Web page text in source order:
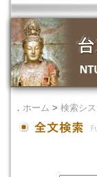
． ホーム > 検索シ